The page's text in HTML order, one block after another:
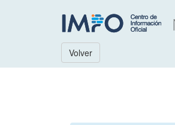
Volver